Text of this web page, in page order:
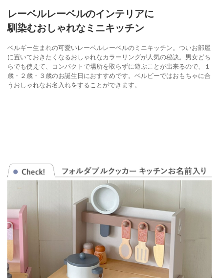
レーベルレーベルのインテリアに
馴染むおしゃれなミニキッチン
ベルギー生まれの可愛いレーベルレーベルのミニキッチン。ついお部屋
に置いておきたくなるおしゃれなカラーリングが人気の秘訣。男女どち
らでも使えて、コンパクトで場所を取らずに遊ぶことが出来るので、１
歳・２歳・３歳のお誕生日におすすめです。ベルビーではおもちゃに合
うおしゃれなお名入れをすることができます。